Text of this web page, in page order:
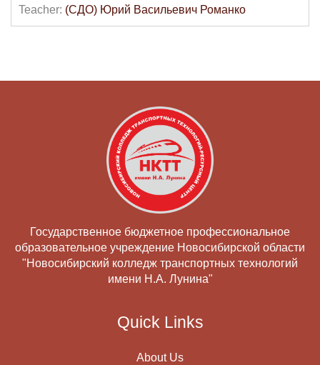
Teacher: (СДО) Юрий Васильевич Романко
Государственное бюджетное профессиональное
образовательное учреждение Новосибирской области
"Новосибирский колледж транспортных технологий
имени Н.А. Лунина"
Quick Links
About Us